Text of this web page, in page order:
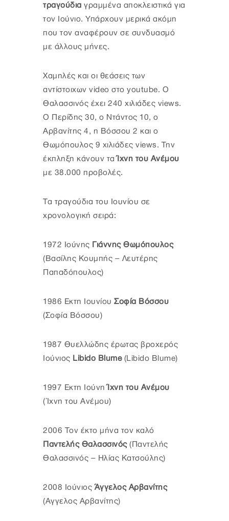
τραγούδια γραμμένα αποκλειστικά για
τον Ιούνιο. Υπάρχουν μερικά ακόμη
που τον αναφέρουν σε συνδυασμό
με άλλους μήνες.
Χαμηλές και οι θεάσεις των
αντίστοιχων video στο youtube. Ο
Θαλασσινός έχει 240 χιλιάδες views.
O Περίδης 30, o Ντάντος 10, ο
Αρβανίτης 4, η Βόσσου 2 και ο
Θωμόπουλος 9 χιλιάδες views. Την
έκπληξη κάνουν ταΊχνη του Ανέμου
με 38.000 προβολές.
Τα τραγούδια του Ιουνίου σε
χρονολογική σειρά:
1972 Ιούνης Γιάννης Θωμόπουλος
(Βασίλης Κουμπής – Λευτέρης
Παπαδόπουλος)
1986 Εκτη Ιουνίου Σοφία Βόσσου
(Σοφία Βόσσου)
1987 Θυελλώδης έρωτας βροχερός
Ιούνιος Libido Blume (Libido Blume)
1997 Εκτη ΙούνηΊχνη του Ανέμου
(Ίχνη του Ανέμου)
2006 Τον έκτο μήνα τον καλό
Παντελής Θαλασσινός(Παντελής
Θαλασσινός – Ηλίας Κατσούλης)
2008 ΙούνιοςΆγγελος Αρβανίτης
(Αγγελος Αρβανίτης)